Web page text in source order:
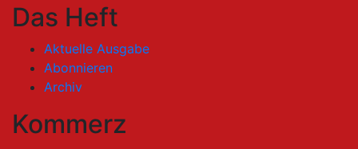
Das Heft
Aktuelle Ausgabe
Abonnieren
Archiv
Kommerz